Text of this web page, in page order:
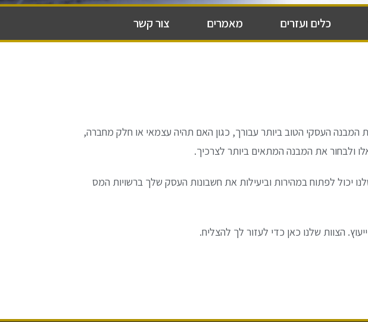
כלים ועזרים מאמרים צור קשר
העסקי הטוב ביותר עבורך, כגון האם תהיה עצמאי או חלק מחברה,
ולבחור את המבנה המתאים ביותר לצרכיך.
יכול לפתוח במהירות וביעילות את חשבונות העסק שלך ברשויות המס
הצוות שלנו כאן כדי לעזור לך להצליח.